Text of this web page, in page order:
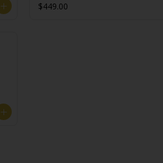
$449.00